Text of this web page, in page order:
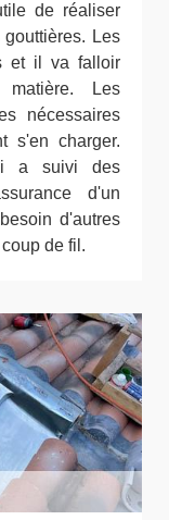
de réaliser
Les
et il va falloir
Les
nécessaires
s'en charger.
a suivi des
d'un
d'autres
de fil.